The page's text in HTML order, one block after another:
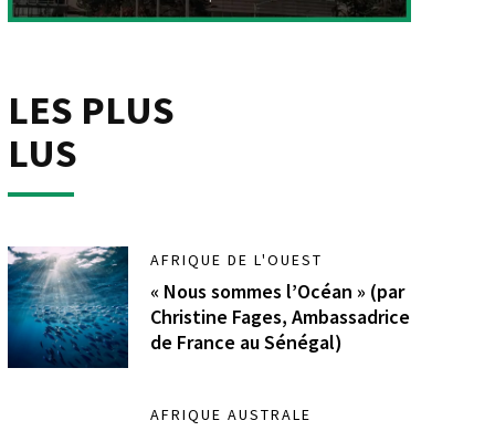
LES PLUS
LUS
AFRIQUE DE L'OUEST
« Nous sommes l’Océan » (par
Christine Fages, Ambassadrice
de France au Sénégal)
AFRIQUE AUSTRALE